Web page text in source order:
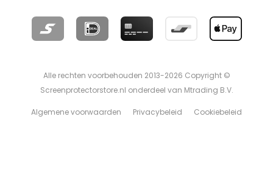
Alle rechten voorbehouden 2013-2026 Copyright ©
Screenprotectorstore.nl onderdeel van Mtrading B.V.
Algemene voorwaarden Privacybeleid Cookiebeleid